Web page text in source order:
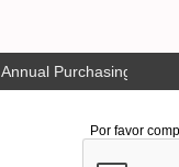
Annual Purchasing Plan
Por favor